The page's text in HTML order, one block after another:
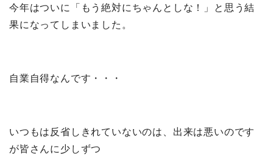
今年はついに「もう絶対にちゃんとしな！」と思う結
果になってしまいました。
自業自得なんです・・・
いつもは反省しきれていないのは、出来は悪いのです
が皆さんに少しずつ